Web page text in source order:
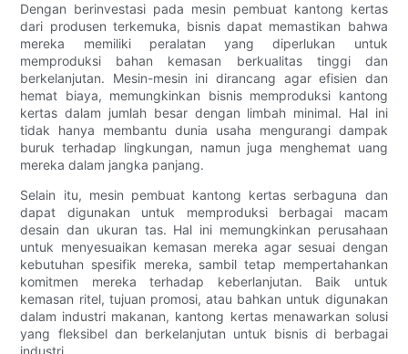
Dengan berinvestasi pada mesin pembuat kantong kertas
dari produsen terkemuka, bisnis dapat memastikan bahwa
mereka memiliki peralatan yang diperlukan untuk
memproduksi bahan kemasan berkualitas tinggi dan
berkelanjutan. Mesin-mesin ini dirancang agar efisien dan
hemat biaya, memungkinkan bisnis memproduksi kantong
kertas dalam jumlah besar dengan limbah minimal. Hal ini
tidak hanya membantu dunia usaha mengurangi dampak
buruk terhadap lingkungan, namun juga menghemat uang
mereka dalam jangka panjang.
Selain itu, mesin pembuat kantong kertas serbaguna dan
dapat digunakan untuk memproduksi berbagai macam
desain dan ukuran tas. Hal ini memungkinkan perusahaan
untuk menyesuaikan kemasan mereka agar sesuai dengan
kebutuhan spesifik mereka, sambil tetap mempertahankan
komitmen mereka terhadap keberlanjutan. Baik untuk
kemasan ritel, tujuan promosi, atau bahkan untuk digunakan
dalam industri makanan, kantong kertas menawarkan solusi
yang fleksibel dan berkelanjutan untuk bisnis di berbagai